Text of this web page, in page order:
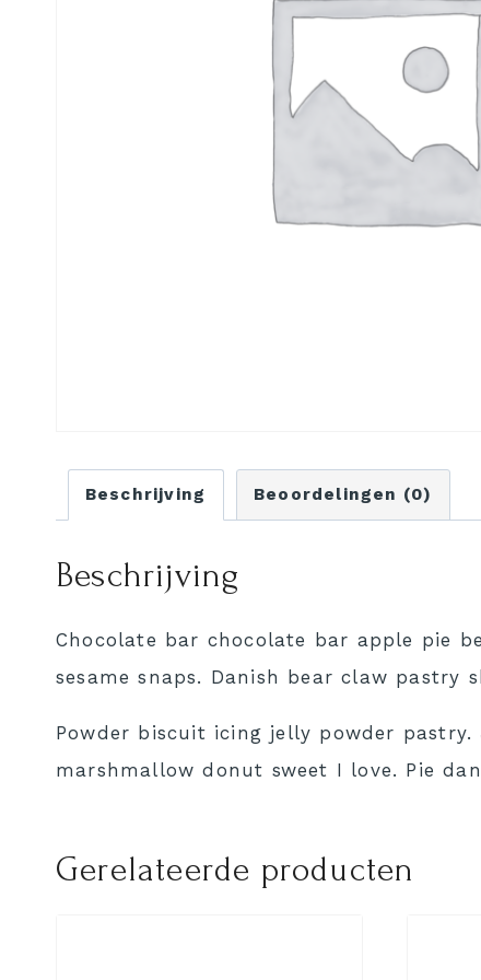
Beschrijving Beoordelingen (0)
Beschrijving
Chocolate bar chocolate bar apple pie
sesame snaps. Danish bear claw pastry
Powder biscuit icing jelly powder
marshmallow donut sweet I love. Pie
Gerelateerde producten